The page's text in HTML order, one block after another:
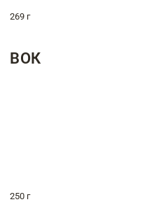
269 г
ВОК
250 г